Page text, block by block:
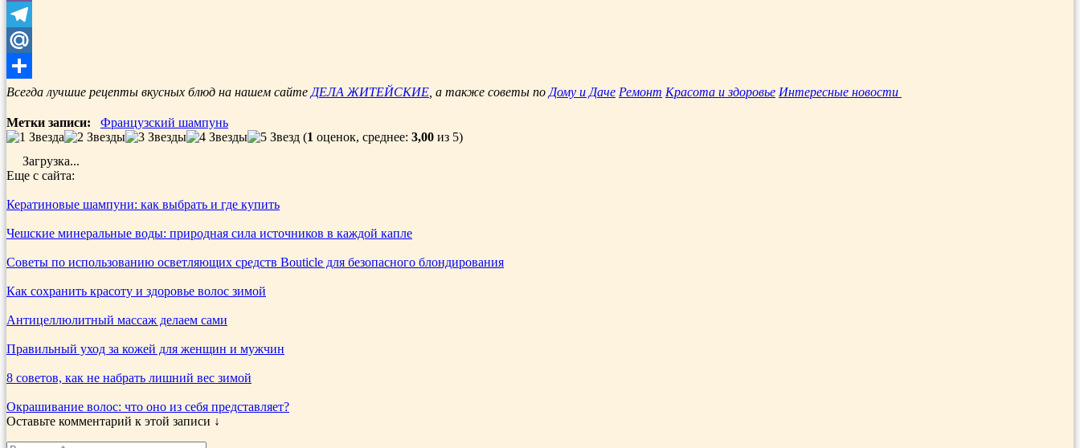
Viber
Telegram
Mail.Ru
Отправить
Всегда лучшие рецепты вкусных блюд на нашем сайте ДЕЛА ЖИТЕЙСКИЕ , а также советы по Дому и Даче Ремонт Красота и здоровье Интересные новости
Метки записи:
Французский шампунь
(1 оценок, среднее: 3,00 из 5)
Загрузка...
Еще с сайта:
Кератиновые шампуни: как выбрать и где купить
Чешские минеральные воды: природная сила источников в каждой капле
Советы по использованию осветляющих средств Bouticle для безопасного блондирования
Как сохранить красоту и здоровье волос зимой
Антицеллюлитный массаж делаем сами
Правильный уход за кожей для женщин и мужчин
8 советов, как не набрать лишний вес зимой
Окрашивание волос: что оно из себя представляет?
Оставьте комментарий к этой записи ↓